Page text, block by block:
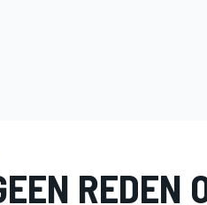
REDEN